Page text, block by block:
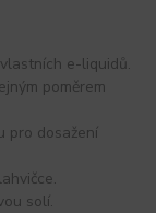
e-liquidů.
poměrem
pro dosažení
solí.